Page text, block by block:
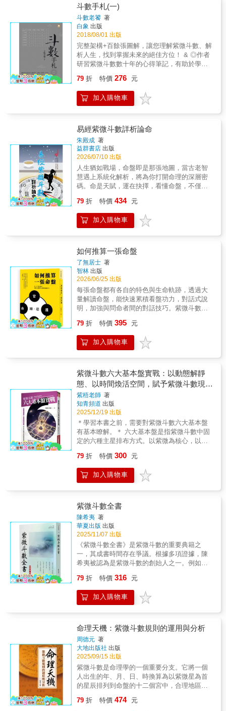
「面子、名聲」特別在意，因此容易有表面風
光的問題。化科若在六親宮位，要注意與這個
宮位的人的關係跟對象選擇，否則往往容易出
現看起來風光，但是選錯了人，尤其是夫妻宮
化科，其實是容易遇到不對的人的跡象
&hellip;&hellip; 【化忌】的概念是「空缺」。
化忌往往讓人擔心害怕，尤其當化忌在六親宮
他有情感需求，所以無法抵抗他的要求，而常
感到心累&hellip;&hellip;但因為宮位是會產生連
動影響的，我們能因此利用忌這個空缺，在別
的宮位找到改變的力量。 ○●小試身手○●舉例練
宮，該怎麼解釋？ A：本命財帛宮化權，表示
這個人對自己的理財能力相當有自信，並且希
望一切都要掌控在自己手上，這一類的人通常
會投資甚至創業，或者會希望有額外收入。化
忌入夫妻宮，表示這樣的觀念會影響他看待感
情對象的態度，他會希望可以控制另一半的金
錢觀。如果因為運限走得好，賺很多錢，就會
變得很強勢，希望情人的錢也要讓自己來管；
如果是運途不好，生意失敗，可能會希望身邊
至分手。 ◎隨書附贈《命理師真心話》一冊，
小小一本，卻點破深藏你心中的擔憂與疑惑！
正緣存在嗎？命理師說我這輩子都是小三命／
各種令人無言的問題，大耕老師說給你聽！ 本
書特色 1.本書是四化的深度介紹，能進階學習
利用四化所產生影響宮位的力量，更深入探討
宮位的能量。宮位的能量才真正架構出人生，
而四化則是產生宮位的變化，這個變化的力量
甚至可以讓我們改變人生，因此在紫微斗數中
十分重要。 2.化忌一般被認為是不好的象徵，
乏，所以才產生努力的動力。本書將透析四化
的應用，讓我們重啟自身的力量，打破環境限
制。 3.介紹重要的北派技巧，以及讓許多初學
數的基本宮位結構，解釋星曜時將永遠摸不到
核心。有別於一般入門書籍大篇幅又扁平地討
論星曜，忽略了星曜的解釋是需要透過宮位來
產生，本書用斗數的基本結構「宮位」來說
話，採宮位聯想法來解釋含意，不必背誦海量
好用的風格，利用每個章節的小練習、圖解、
案例，幫助大家快速掌握各類四化的應用、對
命盤的影響，以及如何利用四化改變命運。
微斗數而撥開人生迷霧，重新找到方向。他述
說個人經驗，告訴你如何看透自己的人生地
圖，並以現代化的解釋教你解讀宮位（環境）
和煞忌交會的意義和影響。 & 為自己找到好的
姿態，順天乘風而起 每個人的命盤好比是一張
人生健康（運勢）檢查表，更是一張人生遊戲
中的專屬攻略秘笈，用來幫自己的人生，找出
更多或更適合的可能性。 & 觀念和實用技巧搶
先看 【見「忌」別害怕】好處不見得只有化
【無法逃避的「陀羅」業力】陀羅星所在的位
置，就是自己要用一生面對的課題。 【那一
年，我們會經歷的衰事】重疊本命、大限、小
忌，就知道那一年自己最該注意的事情是什
麼。 【今年遇到的他是不是對的人】查看小限
命盤和流年的夫妻宮狀態，若遇到擎羊火星，
屬於來得快去得快的緣分；若遇陀羅，容易是
與你內心期待相反的對象。若夫妻宮跟命宮同
時有忌和陀羅，代表此時的你非常容易鬼遮眼
選錯人&hellip;&hellip; （更多方法請詳見本書
者將「命理」二字解為「理性的討論生命」，
其中「理」更是「道理、管理」的意思，透過
這樣的概念本書教你從命盤找出可以改善、避
及很重要的煞忌交會應用，讀者更能快速上
手。這是目前斗數書籍很少使用的方法，因為
內行的老師通常不願意教，或者不願意一開始
就教。 3.本書以簡明白話、邏輯思維去解釋斗
數，讀者不必死背海量的資料，而是用「宮位
聯想法」，了解宮位中心價值、了解星曜中心
價值，然後推演出星曜在宮位內的解釋。 4.每
個單元充分的將理論結合故事、案例，隨後設
置【小練習】讓大家熟悉解盤的要領。並有許
手。 & 見證紫微斗數的強大推薦（依首字筆劃
排列） 王念秋／Home Hotel執行長 簡少年／
微信著名命理小程序桃桃喜創辦人，國際紫微
學會北京分會會長 羅煒茜／萊雅集團CMO
斗數手札(一)
斗數老饕 著
白象 出版
2018/08/01 出版
完整架構+百餘張圖解，讓您理解紫微斗數、解
析人生，找到掌握未來的絕佳方位！ & ◎作者
研習紫微斗數數十年的心得筆記，有助於學習
礎、命盤建立，到各星性、宮性等解析，分
項、分門逐一解析。 ◎架構分明，條理清晰，
再加百餘張圖解，利於讀者參照、推演。 & 相
樣的「命運結局」！ 知命造命，透過紫微斗數
了解自己的先天命運與特質，更能開創光明有
為的人生！ & 紫微斗數不僅是玄學，還是哲
學、心理學、命理學、生活學， 更是人生的回
憶錄、執行指南、未來企畫書&hellip;&hellip; &
個人對「紫微斗數」的看法與理念，影響學習
紫微斗數的方向： 有宗教信仰的，斗數可以談
神鬼、談修行&hellip;&hellip; 重學術研究者，
斗數可以很哲學、通數理&hellip;&hellip; 更可
「現在」的契機， 以求在「未來」達到個人所
期待的「滿意生活」！ & 從命理觀、命理基礎
的建立，到命盤結構、星性、宮性的解讀與延
進而擴及到職業、婚姻、朋友、陽宅的選擇，
以及增進健康、延年益壽的方法&hellip;&hellip;
& 作者分享學習「紫微斗數」數十載累積的心
得筆記， 以最貼近生活的淺白文字讓更多喜好
命理的同好， 一起進入紫微斗數的天地！
79 折 特價 276 元
加入購物車
易經紫微斗數詳析論命
朱殿成 著
益群書店 出版
2026/07/10 出版
人生猶如戰場，命盤即是那張地圖，當古老智
慧遇上系統化解析，將為你打開命理的深層密
碼。命是天賦，運在抉擇，看懂命盤，不僅能
的關鍵鑰匙。本書以嚴謹的推演，結合易經哲
理與紫微斗數的星曜變化，深入剖析「化祿、
化權、化科、化忌」的互動奧秘，揭示人生格
命，更進一步教您如何因命制宜、以策破局。
特別融入《三十六計》智慧，將古代兵法的謀
略思維與命盤解析相結合，讓您在理解命理的
同時，也學會如何在現實生活中靈活應對挑
戰，化險為夷，轉危為機。讓命盤不再只是靜
態的宿命圖，而是一張可操作、可轉化、可升
級的人生戰略。理解命理，也同時擁有精準導
航與致勝奇謀，閱讀本書不只是一場命理的探
索，更是一場充滿智慧的佈局！
79 折 特價 434 元
加入購物車
如何推算一張命盤
了無居士 著
智林 出版
2026/06/25 出版
每張命盤都有各自的特色與生命軌跡，透過大
量解讀命盤，能快速累積看盤功力，對話式說
明，加強與問命者間的對話技巧。紫微斗數雖
的只是各門各派的祖傳秘笈，方法雖多，不過
是人人一把號，各吹各的調，當然慘不忍卒
睹。本書作者提示的方法論透過主星、輔星以
統，不再陷於千篇一律的斷語，真正讀懂每一
張命盤的靈魂。【對話祕笈】 首創對話式引
導，教你如何精準回應問命者，累積超越常人
的看盤功力。【實戰推演】 深入解析紫微斗數
144種格局，揭開從古至今始終未明說的推算
79 折 特價 395 元
加入購物車
紫微斗數六大基本盤實戰：以動態解靜
態、以時間煥活空間，賦予紫微斗數現代
命理的意義與實用價值。
紫梧老師 著
知青頻道 出版
2025/12/19 出版
＊學習本書之前，需要對紫微斗數六大基本盤
有基本瞭解。＊ 六大基本盤是指紫微斗數中固
定的六種主星排布方式。以紫微為核心，以十
態解靜態、以時間煥活空間，賦予紫微斗數現
代命理的意義與實用價值。當基本盤的「不
變」遇見時間的「萬變」。格局高低決定命運
看到每一年的故事和吉凶論斷。紫微斗數以紫
微星為核心，以十二宮位為舞臺，以星曜的動
靜交輝為劇本，演繹出個體命運的獨特篇章。
而「六大基本盤」做為紫微斗數的骨架，恰似
六種天生攜帶的「生命原型」--它們是每個人命
盤的底色，決定了星辰能量與宮位共振的最初
旋律。然而，傳統命理研究往往停留於靜態盤
面解讀，忽視了時間流逝中「變易」的深意。
本書獨闢蹊徑，聚焦於基本盤與流年能量的動
子，而流年歲運則是土壤與氣候；唯有看清二
者如何互動，才能真正捕捉命運的呼吸。
79 折 特價 300 元
加入購物車
紫微斗數全書
陳希夷 著
華夏出版 出版
2025/11/07 出版
《紫微斗數全書》是紫微斗數的重要典籍之
一，其成書時間存在爭議。根據多項證據，陳
希夷被認為是紫微斗數的創始人之一。例如，
在明代編纂成《紫微斗數全書》。進一步說明
陳希夷是北宋時期的道家名人，被譽為「紫微
斗數」的創始人，並且他的著作《紫微斗數全
數百年。
79 折 特價 316 元
加入購物車
命理天機：紫微斗數規則的運用與分析
周德元 著
大地出版社 出版
2025/09/15 出版
紫微斗數是命理學的一個重要分支。它將一個
人出生的年、月、日、時換算為以紫微星為首
的星辰排列到命盤的十二個宮中，合理地區分
測一個人一生的錯綜複雜的社會關係和個人遭
79 折 特價 474 元